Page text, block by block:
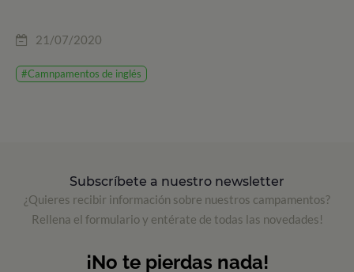
21/07/2020
#Camnpamentos de inglés
Subscríbete a nuestro newsletter
¿Quieres recibir información sobre nuestros campamentos?
Rellena el formulario y entérate de todas las novedades!